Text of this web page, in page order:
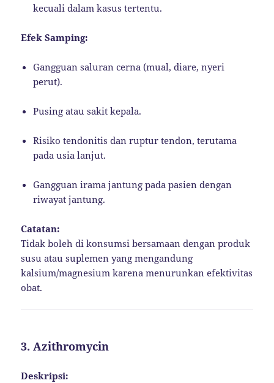
kecuali dalam kasus tertentu.
Efek Samping:
Gangguan saluran cerna (mual, diare, nyeri
perut).
Pusing atau sakit kepala.
Risiko tendonitis dan ruptur tendon, terutama
pada usia lanjut.
Gangguan irama jantung pada pasien dengan
riwayat jantung.
Catatan:
Tidak boleh di konsumsi bersamaan dengan produk
susu atau suplemen yang mengandung
kalsium/magnesium karena menurunkan efektivitas
obat.
3.Azithromycin
Deskripsi: